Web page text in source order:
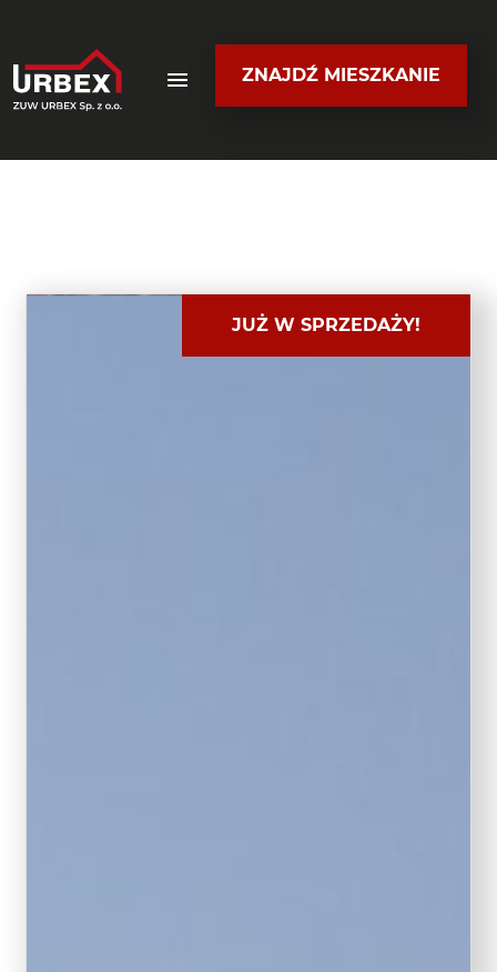
ZNAJDŹ MIESZKANIE
JUŻ W SPRZEDAŻY!